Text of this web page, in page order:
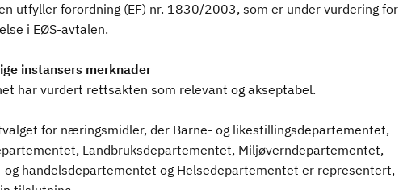
utfyller forordning (EF) nr. 1830/2003, som er under vurdering for
i EØS-avtalen.
instansers merknader
har vurdert rettsakten som relevant og akseptabel.
for næringsmidler, der Barne- og likestillingsdepartementet,
Landbruksdepartementet, Miljøverndepartementet,
handelsdepartementet og Helsedepartementet er representert,